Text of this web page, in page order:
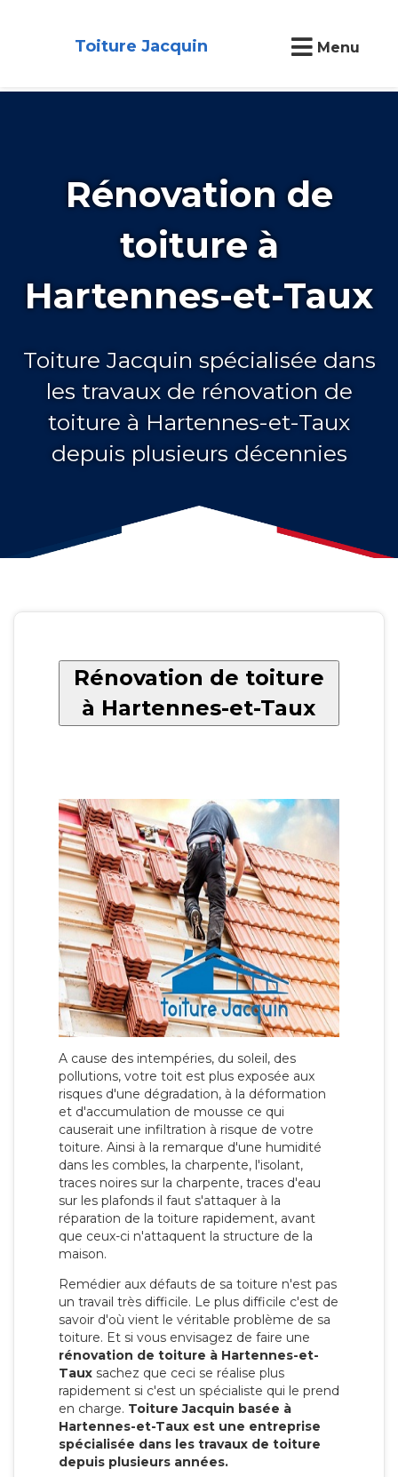
Toiture Jacquin Menu
Rénovation de
toiture à
Hartennes-et-Taux
Toiture Jacquin spécialisée dans
les travaux de rénovation de
toiture à Hartennes-et-Taux
depuis plusieurs décennies
Rénovation de toiture
à Hartennes-et-Taux
A cause des intempéries, du soleil, des
pollutions, votre toit est plus exposée aux
risques d'une dégradation, à la déformation
et d'accumulation de mousse ce qui
causerait une infiltration à risque de votre
toiture. Ainsi à la remarque d'une humidité
dans les combles, la charpente, l'isolant,
traces noires sur la charpente, traces d'eau
sur les plafonds il faut s'attaquer à la
réparation de la toiture rapidement, avant
que ceux-ci n'attaquent la structure de la
maison.
Remédier aux défauts de sa toiture n'est pas
un travail très difficile. Le plus difficile c'est de
savoir d'où vient le véritable problème de sa
toiture. Et si vous envisagez de faire une
rénovation de toiture à Hartennes-et-
Taux sachez que ceci se réalise plus
rapidement si c'est un spécialiste qui le prend
en charge. Toiture Jacquin basée à
Hartennes-et-Taux est une entreprise
spécialisée dans les travaux de toiture
depuis plusieurs années.